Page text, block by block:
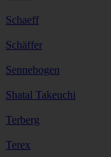
Schaeff
Schäffer
Sennebogen
Shatal Takeuchi
Terberg
Terex